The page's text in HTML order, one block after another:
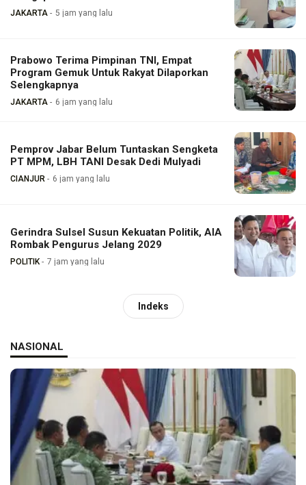
JAKARTA 5 jam yang lalu
Prabowo Terima Pimpinan TNI, Empat
Program Gemuk Untuk Rakyat Dilaporkan
Selengkapnya
JAKARTA 6 jam yang lalu
Pemprov Jabar Belum Tuntaskan Sengketa
PT MPM, LBH TANI Desak Dedi Mulyadi
CIANJUR 6 jam yang lalu
Gerindra Sulsel Susun Kekuatan Politik, AIA
Rombak Pengurus Jelang 2029
POLITIK 7 jam yang lalu
Indeks
NASIONAL